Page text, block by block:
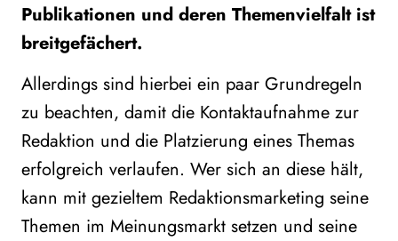
Publikationen und deren Themenvielfalt ist
breitgefächert.
Allerdings sind hierbei ein paar Grundregeln
zu beachten, damit die Kontaktaufnahme zur
Redaktion und die Platzierung eines Themas
erfolgreich verlaufen. Wer sich an diese hält,
kann mit gezieltem Redaktionsmarketing seine
Themen im Meinungsmarkt setzen und seine